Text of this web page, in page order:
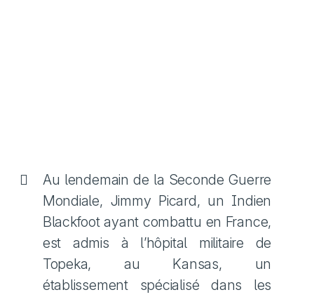
Au lendemain de la Seconde Guerre
Mondiale, Jimmy Picard, un Indien
Blackfoot ayant combattu en France,
est admis à l’hôpital militaire de
Topeka, au Kansas, un
établissement spécialisé dans les